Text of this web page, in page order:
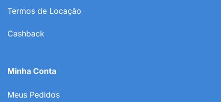
Termos de Locação
Cashback
Minha Conta
Meus Pedidos